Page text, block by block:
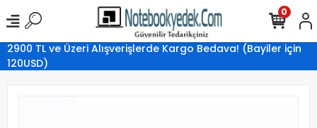
2900 TL ve Üzeri Alışverişlerde Kargo Bedava! (Bayiler için
120USD)
0